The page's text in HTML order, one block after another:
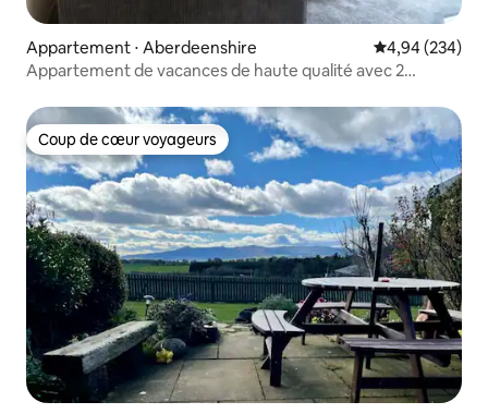
Appartement ⋅ Aberdeenshire Évaluation
4,94 (234)
Appartement de vacances de haute qualité avec 2
Coup de cœur voyageurs
Coup de cœur voyageurs